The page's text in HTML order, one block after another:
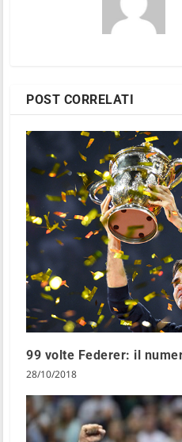
POST CORRELATI
99 volte Federer: il
28/10/2018